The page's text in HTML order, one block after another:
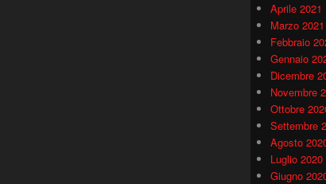
Aprile 2021
Marzo 2021
Febbraio
Gennaio
Dicembre
Novembre
Ottobre
Settembre
Agosto
Luglio 2020
Giugno